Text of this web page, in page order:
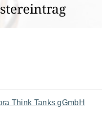
Think Tanks gGmbH